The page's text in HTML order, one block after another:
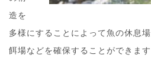
造を
多様にすることによって魚の休息
餌場などを確保することができます